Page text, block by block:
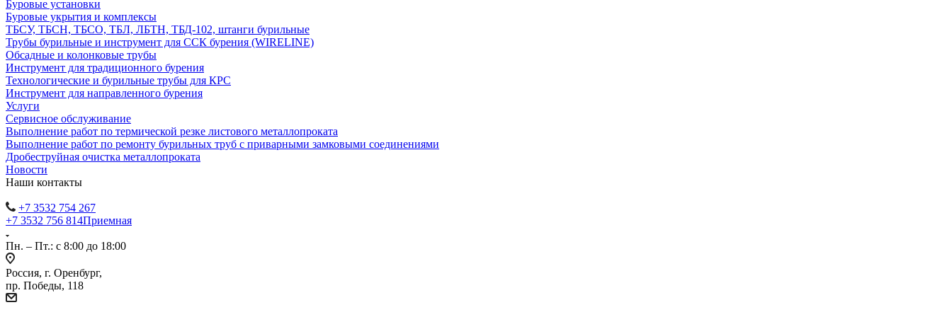
Буровые установки
Буровые укрытия и комплексы
ТБСУ, ТБСН, ТБСО, ТБЛ, ЛБТН, ТБД-102, штанги бурильные
Трубы бурильные и инструмент для ССК бурения (WIRELINE)
Обсадные и колонковые трубы
Инструмент для традиционного бурения
Технологические и бурильные трубы для КРС
Инструмент для направленного бурения
Услуги
Сервисное обслуживание
Выполнение работ по термической резке листового металлопроката
Выполнение работ по ремонту бурильных труб с приварными замковыми соединениями
Дробеструйная очистка металлопроката
Новости
Наши контакты
+7 3532 754 267
+7 3532 756 814Приемная
Пн. – Пт.: с 8:00 до 18:00
Россия, г. Оренбург,
пр. Победы, 118